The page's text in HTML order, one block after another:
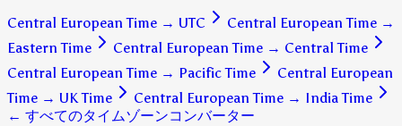
Central European Time → UTC Central European Time →
Eastern Time
Central European Time → Central Time
Central European Time → Pacific Time
Central European
Time → UK Time Central European Time → India Time
← すべてのタイムゾーンコンバーター